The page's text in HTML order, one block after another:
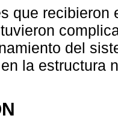
que recibieron
del
la estructura